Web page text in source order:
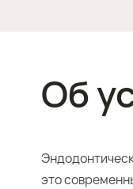
Об
это